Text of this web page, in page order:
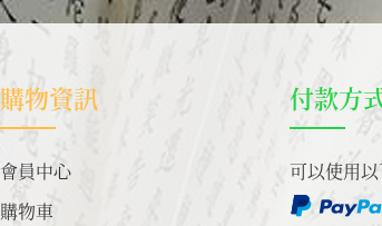
購物資訊
會員中心
購物車
付款方
可以使用